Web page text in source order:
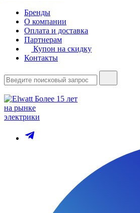
Бренды
О компании
Оплата и доставка
Партнерам
Купон на скидку
Контакты
Более 15 лет
на рынке
электрики